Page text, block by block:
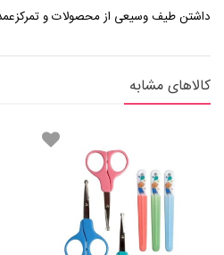
داشتن طیف وسیعی از محصولات و
کالاهای مشابه